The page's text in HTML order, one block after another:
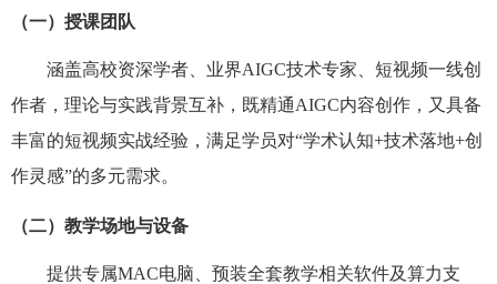
（一）授课团队
涵盖高校资深学者、业界AIGC技术专家、短视频一线创
作者，理论与实践背景互补，既精通AIGC内容创作，又具备
丰富的短视频实战经验，满足学员对“学术认知+技术落地+创
作灵感”的多元需求。
（二）教学场地与设备
提供专属MAC电脑、预装全套教学相关软件及算力支